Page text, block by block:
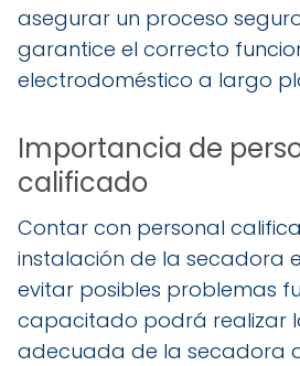
asegurar un proceso
garantice el correcto
electrodoméstico a largo
Importancia de
calificado
Contar con personal
instalación de la secadora
evitar posibles problemas
capacitado podrá realizar
adecuada de la secadora